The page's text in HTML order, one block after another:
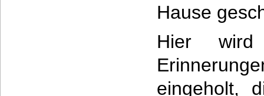
Hause
Hier
eingeholt,